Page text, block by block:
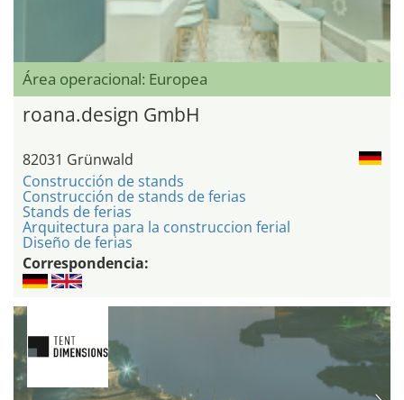
Área operacional: Europea
roana.design GmbH
82031 Grünwald
Construcción de stands
Construcción de stands de ferias
Stands de ferias
Arquitectura para la construccion ferial
Diseño de ferias
Correspondencia: